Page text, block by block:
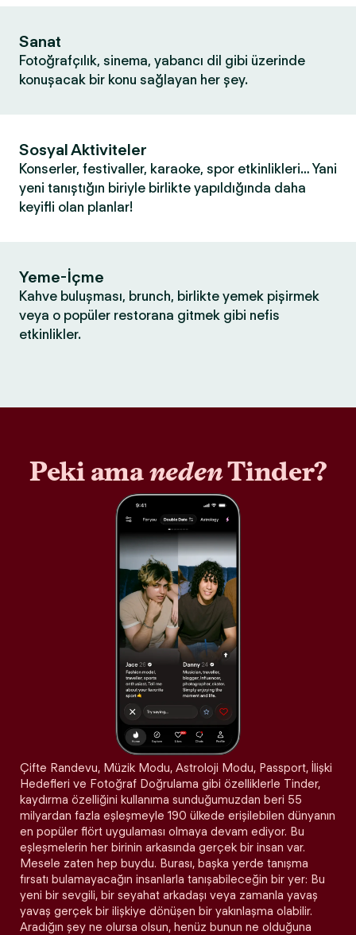
Sanat
Fotoğrafçılık, sinema, yabancı dil gibi üzerinde
konuşacak bir konu sağlayan her şey.
Sosyal Aktiviteler
Konserler, festivaller, karaoke, spor etkinlikleri… Yani
yeni tanıştığın biriyle birlikte yapıldığında daha
keyifli olan planlar!
Yeme-İçme
Kahve buluşması, brunch, birlikte yemek pişirmek
veya o popüler restorana gitmek gibi nefis
etkinlikler.
Peki amanedenTinder?
Çifte Randevu, Müzik Modu, Astroloji Modu, Passport, İlişki
Hedefleri ve Fotoğraf Doğrulama gibi özelliklerle Tinder,
kaydırma özelliğini kullanıma sunduğumuzdan beri 55
milyardan fazla eşleşmeyle 190 ülkede erişilebilen dünyanın
en popüler flört uygulaması olmaya devam ediyor. Bu
eşleşmelerin her birinin arkasında gerçek bir insan var.
Mesele zaten hep buydu. Burası, başka yerde tanışma
fırsatı bulamayacağın insanlarla tanışabileceğin bir yer: Bu
yeni bir sevgili, bir seyahat arkadaşı veya zamanla yavaş
yavaş gerçek bir ilişkiye dönüşen bir yakınlaşma olabilir.
Aradığın şey ne olursa olsun, henüz bunun ne olduğuna